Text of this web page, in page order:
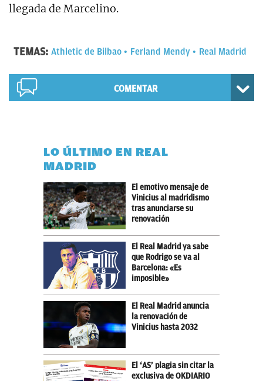
llegada de Marcelino.
TEMAS: Athletic de Bilbao Ferland Mendy Real Madrid
COMENTAR
LO ÚLTIMO EN REAL
MADRID
El emotivo mensaje de
Vinicius al madridismo
tras anunciarse su
renovación
El Real Madrid ya sabe
que Rodrigo se va al
Barcelona: «Es
imposible»
El Real Madrid anuncia
la renovación de
Vinicius hasta 2032
El ‘AS’ plagia sin citar la
exclusiva de OKDIARIO